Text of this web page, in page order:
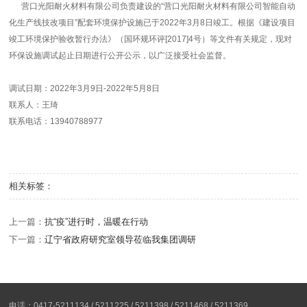
营口光阳耐火材料有限公司负责建设的“营口光阳耐火材料有限公司智能自动
化生产线技改项目”配套环境保护设施已于2022年3月8日竣工。根据《建设项目
竣工环境保护验收暂行办法》（国环规环评[2017]4号）等文件有关规定，现对
环保设施调试起止日期进行公开公示，以广泛接受社会监督。
调试日期：2022年3月9日-2022年5月8日
联系人：王琦
联系电话：13940788977
相关标签：
上一篇：抗“疫”进行时，温暖在行动
下一篇：辽宁省政府研究室领导莅临我集团调研